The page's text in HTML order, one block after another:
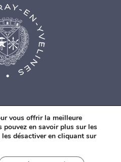
légales|Politique de
|Contacts
vous offrir la meilleure
pouvez en savoir plus sur les
désactiver en cliquant sur